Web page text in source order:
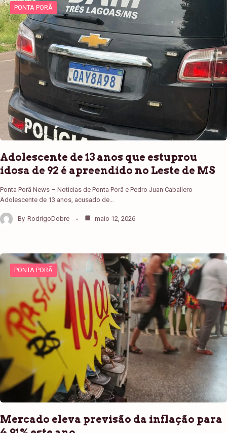
PONTA PORÃ
Adolescente de 13 anos que estuprou
idosa de 92 é apreendido no Leste de MS
Ponta Porã News – Notícias de Ponta Porã e Pedro Juan Caballero
Adolescente de 13 anos, acusado de…
By RodrigoDobre maio 12, 2026
PONTA PORÃ
Mercado eleva previsão da inflação para